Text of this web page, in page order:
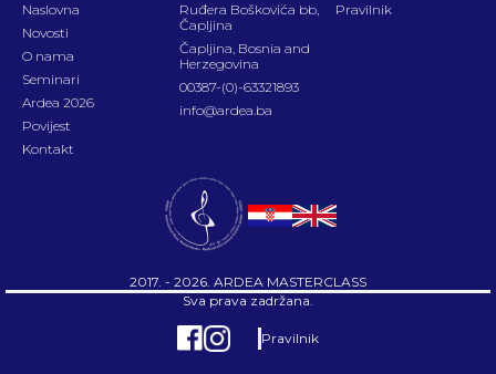
Naslovna
Novosti
O nama
Seminari
Ardea 2026
Povijest
Kontakt
Ruđera Boškovića bb,
Čapljina
Čapljina, Bosnia and
Herzegovina
00387-(0)-63321893
info@ardea.ba
Pravilnik
2017. - 2026. ARDEA MASTERCLASS
Sva prava zadržana.
Pravilnik